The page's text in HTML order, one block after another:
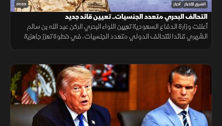
01:33 الشرق للأخبار أخبار
التحالف البحري متعدد الجنسيات.. تعيين قائد جديد
أعلنت وزارة الدفاع السعودية تعيين اللواء البحري الركن عبد الله بن سالم
الشهري قائدا للتحالف الدولي متعدد الجنسيات، في خطوة تعزز جاهزية